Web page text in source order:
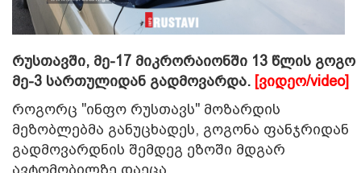
რუსთავში, მე-17 მიკრორაიონში 13 წლის გოგო
მე-3 სართულიდან გადმოვარდა. [ვიდეო/video]
როგორც "ინფო რუსთავს" მოზარდის
მეზობლებმა განუცხადეს, გოგონა ფანჯრიდან
გადმოვარდნის შემდეგ ეზოში მდგარ
ავტომობილზე დაეცა.